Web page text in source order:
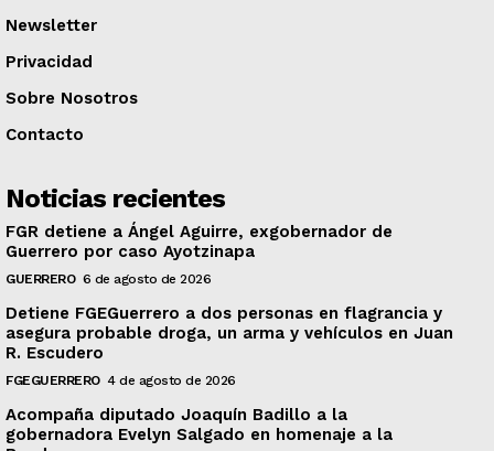
Newsletter
Privacidad
Sobre Nosotros
Contacto
Noticias recientes
FGR detiene a Ángel Aguirre, exgobernador de
Guerrero por caso Ayotzinapa
GUERRERO 6 de agosto de 2026
Detiene FGEGuerrero a dos personas en flagrancia y
asegura probable droga, un arma y vehículos en Juan
R. Escudero
FGEGUERRERO 4 de agosto de 2026
Acompaña diputado Joaquín Badillo a la
gobernadora Evelyn Salgado en homenaje a la